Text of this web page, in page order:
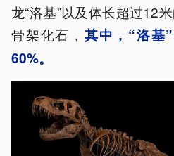
龙“洛基”以及体长超过12
骨架化石， 其中，“洛基
60%。